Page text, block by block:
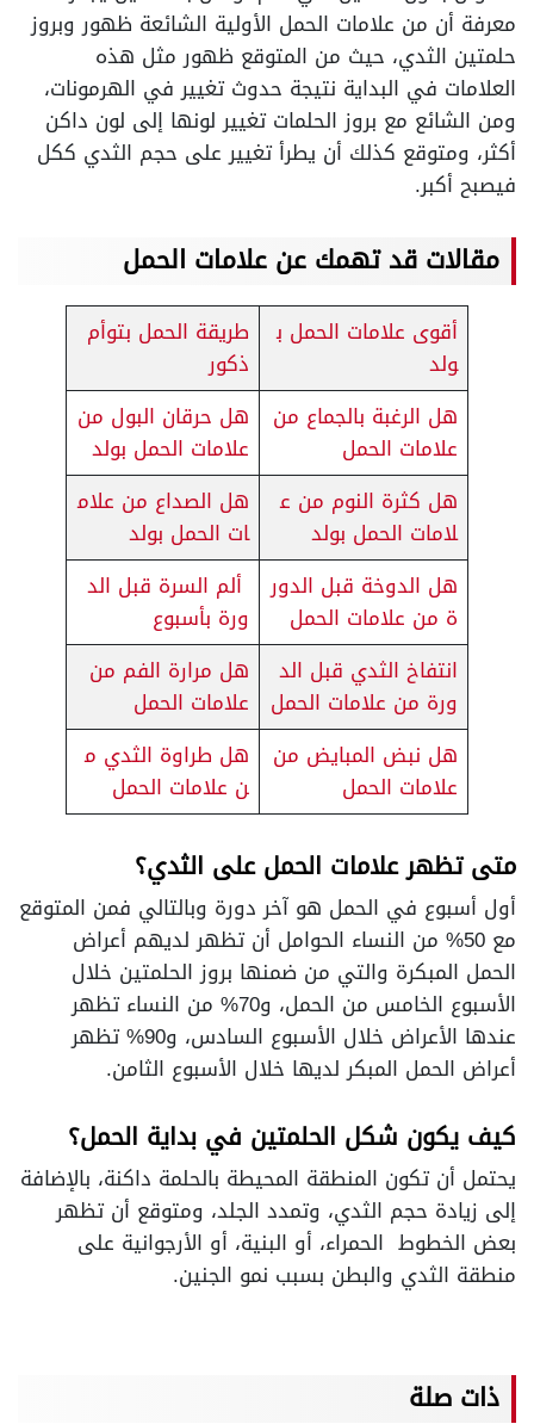
معرفة أن من علامات الحمل الأولية الشائعة ظهور وبروز
حلمتين الثدي، حيث من المتوقع ظهور مثل هذه
العلامات في البداية نتيجة حدوث تغيير في الهرمونات،
ومن الشائع مع بروز الحلمات تغيير لونها إلى لون داكن
أكثر، ومتوقع كذلك أن يطرأ تغيير على حجم الثدي ككل
فيصبح أكبر.
مقالات قد تهمك عن علامات الحمل
أقوى علامات الحمل ب
ولد
طريقة الحمل بتوأم
ذكور
هل الرغبة بالجماع من
علامات الحمل
هل حرقان البول من
علامات الحمل بولد
هل كثرة النوم من ع
لامات الحمل بولد
هل الصداع من علام
ات الحمل بولد
هل الدوخة قبل الدور
ة من علامات الحمل
ألم السرة قبل الد
ورة بأسبوع
انتفاخ الثدي قبل الد
ورة من علامات الحمل
هل مرارة الفم من
علامات الحمل
هل نبض المبايض من
علامات الحمل
هل طراوة الثدي م
ن علامات الحمل
متى تظهر علامات الحمل على الثدي؟
أول أسبوع في الحمل هو آخر دورة وبالتالي فمن المتوقع
مع 50% من النساء الحوامل أن تظهر لديهم أعراض
الحمل المبكرة والتي من ضمنها بروز الحلمتين خلال
الأسبوع الخامس من الحمل، و70% من النساء تظهر
عندها الأعراض خلال الأسبوع السادس، و90% تظهر
أعراض الحمل المبكر لديها خلال الأسبوع الثامن.
كيف يكون شكل الحلمتين في بداية الحمل؟
يحتمل أن تكون المنطقة المحيطة بالحلمة داكنة، بالإضافة
إلى زيادة حجم الثدي، وتمدد الجلد، ومتوقع أن تظهر
بعض الخطوط الحمراء، أو البنية، أو الأرجوانية على
منطقة الثدي والبطن بسبب نمو الجنين.
ذات صلة